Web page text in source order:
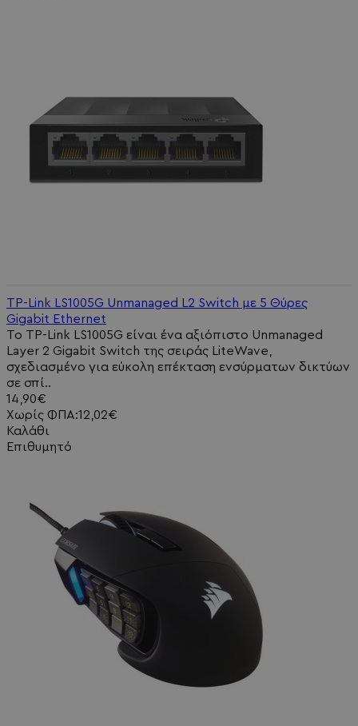
TP-Link LS1005G Unmanaged L2 Switch με 5 Θύρες
Gigabit Ethernet
Το TP-Link LS1005G είναι ένα αξιόπιστο Unmanaged
Layer 2 Gigabit Switch της σειράς LiteWave,
σχεδιασμένο για εύκολη επέκταση ενσύρματων δικτύων
σε σπί..
14,90€
Χωρίς ΦΠΑ:12,02€
Καλάθι
Επιθυμητό